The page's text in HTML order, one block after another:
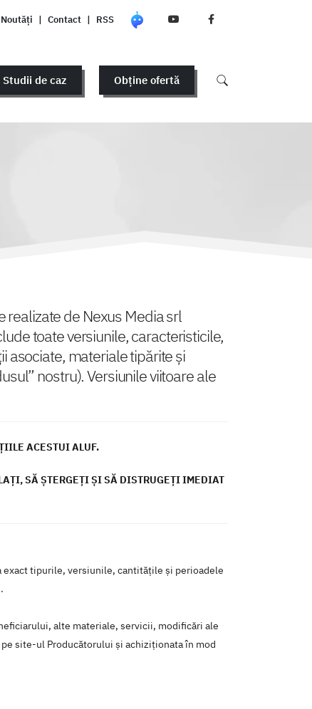
Noutăți | Contact | RSS
Studii de caz Obține ofertă
de Nexus Media srl
toate versiunile, caracteristicile,
asociate, materiale tipărite și
nostru). Versiunile viitoare ale
ACESTUI ALUF.
SĂ ŞTERGEŢI ŞI SĂ DISTRUGEŢI IMEDIAT
tipurile, versiunile, cantitățile și perioadele
alte materiale, servicii, modificări ale
site-ul Producătorului și achiziționata în mod